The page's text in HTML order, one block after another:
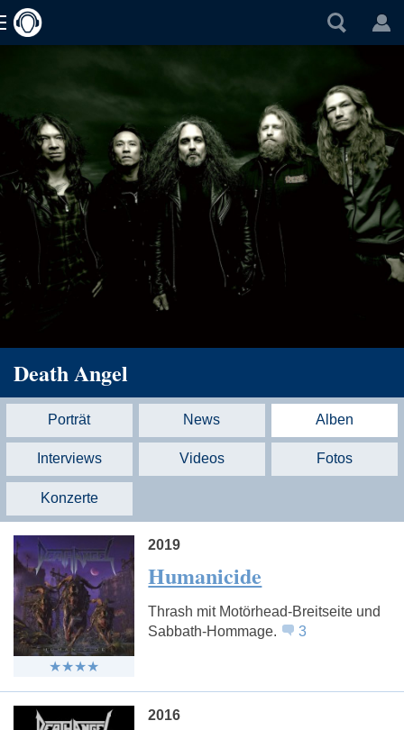
Death Angel
Porträt News Alben
Interviews Videos Fotos
Konzerte
2019
Humanicide
Thrash mit Motörhead-Breitseite und
Sabbath-Hommage.
3
2016